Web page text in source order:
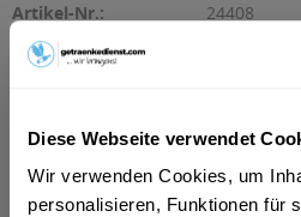
Diese Webseite verwendet
Wir verwenden Cookies, um
personalisieren, Funktionen für
Artikel-Nr.:
24408
Verfügbar in: